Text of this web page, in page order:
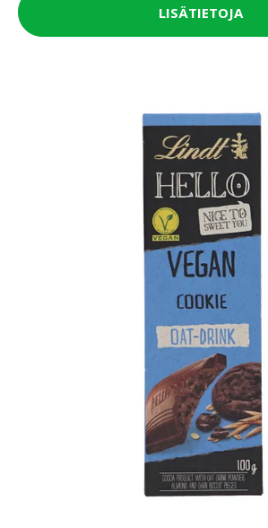
LISÄTIETOJA